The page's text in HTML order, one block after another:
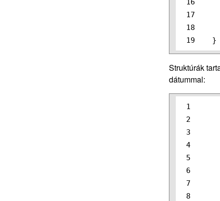
17
18
}
Struktúrák
dátummal:
1
2
3
4
5
6
7
8